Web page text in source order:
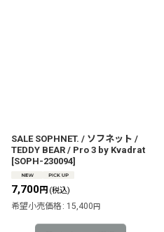
SALE SOPHNET. / ソフネット /
TEDDY BEAR / Pro 3 by Kvadrat
[SOPH-230094]
7,700円 (税込)
希望小売価格 : 15,400円